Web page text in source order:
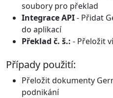
soubory pro překlad
Integrace API- Přidat
do aplikací
Překlad č. š.: - Přeložit
Případy použití:
Přeložit dokumenty
podnikání